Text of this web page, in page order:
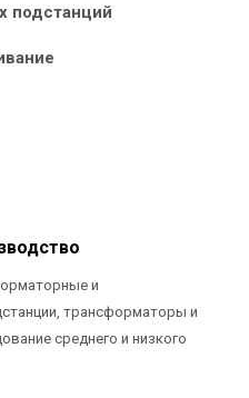
подстанций
и
трансформаторы и
среднего и низкого